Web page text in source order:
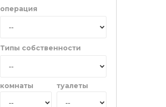
операция
Типы собственности
комнаты туалеты